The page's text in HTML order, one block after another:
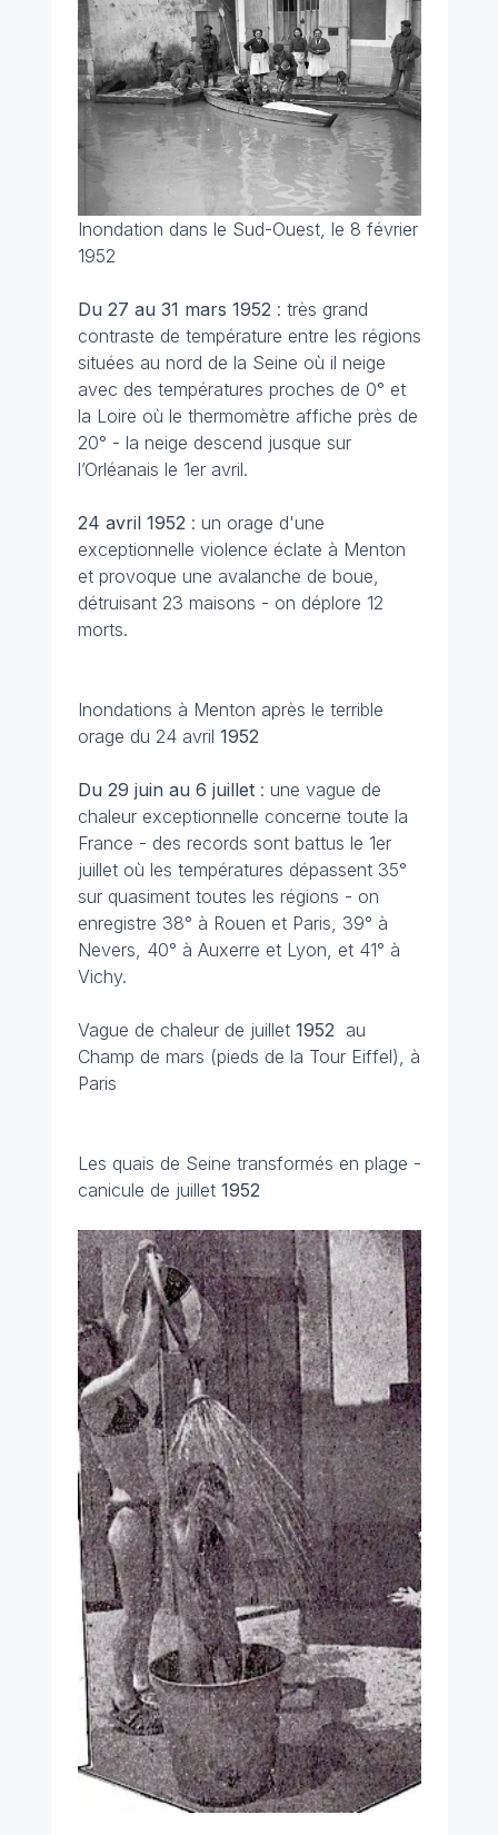
Inondation dans le Sud-Ouest, le 8 février
1952
Du 27 au 31 mars 1952 : très grand
contraste de température entre les régions
situées au nord de la Seine où il neige
avec des températures proches de 0° et
la Loire où le thermomètre affiche près de
20° - la neige descend jusque sur
l’Orléanais le 1er avril.
24 avril 1952 : un orage d'une
exceptionnelle violence éclate à Menton
et provoque une avalanche de boue,
détruisant 23 maisons - on déplore 12
morts.
Inondations à Menton après le terrible
orage du 24 avril 1952
Du 29 juin au 6 juillet: une vague de
chaleur exceptionnelle concerne toute la
France - des records sont battus le 1er
juillet où les températures dépassent 35°
sur quasiment toutes les régions - on
enregistre 38° à Rouen et Paris, 39° à
Nevers, 40° à Auxerre et Lyon, et 41° à
Vichy.
Vague de chaleur de juillet 1952 au
Champ de mars (pieds de la Tour Eiffel), à
Paris
Les quais de Seine transformés en plage -
canicule de juillet 1952